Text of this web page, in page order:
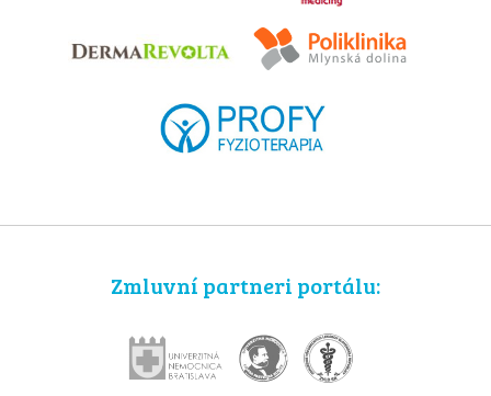
Zmluvní partneri portálu: